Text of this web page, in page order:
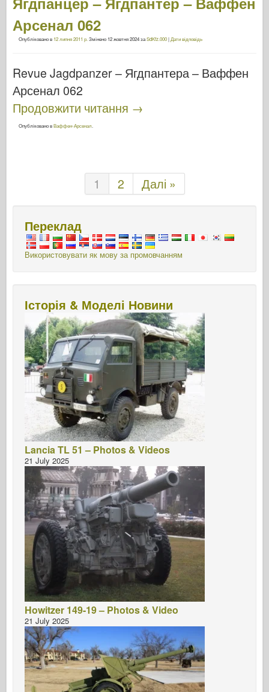
Арсенал 062
Опубліковано в 12 липня 2011 р. Змінено 12 жовтня 2024заSdKfz.000| Дати відповідь
Revue Jagdpanzer – Ягдпантера – Ваффен
Арсенал 062
Продовжити читання →
Опубліковано вВаффен-Арсенал
1 2 Далі »
Переклад
Використовувати як мову за промовчанням
Історія & Моделі Новини
Lancia TL 51 – Photos & Videos
21 July 2025
Howitzer 149-19 – Photos & Video
21 July 2025